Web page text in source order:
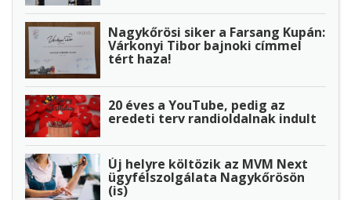
Nagykőrösi siker a Farsang Kupán:
Várkonyi Tibor bajnoki címmel
tért haza!
20 éves a YouTube, pedig az
eredeti terv randioldalnak indult
Új helyre költözik az MVM Next
ügyfélszolgálata Nagykőrösön
(is)